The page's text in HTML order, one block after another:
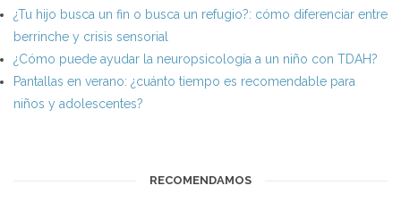
¿Tu hijo busca un fin o busca un refugio?: cómo diferenciar entre
berrinche y crisis sensorial
¿Cómo puede ayudar la neuropsicología a un niño con TDAH?
Pantallas en verano: ¿cuánto tiempo es recomendable para
niños y adolescentes?
RECOMENDAMOS